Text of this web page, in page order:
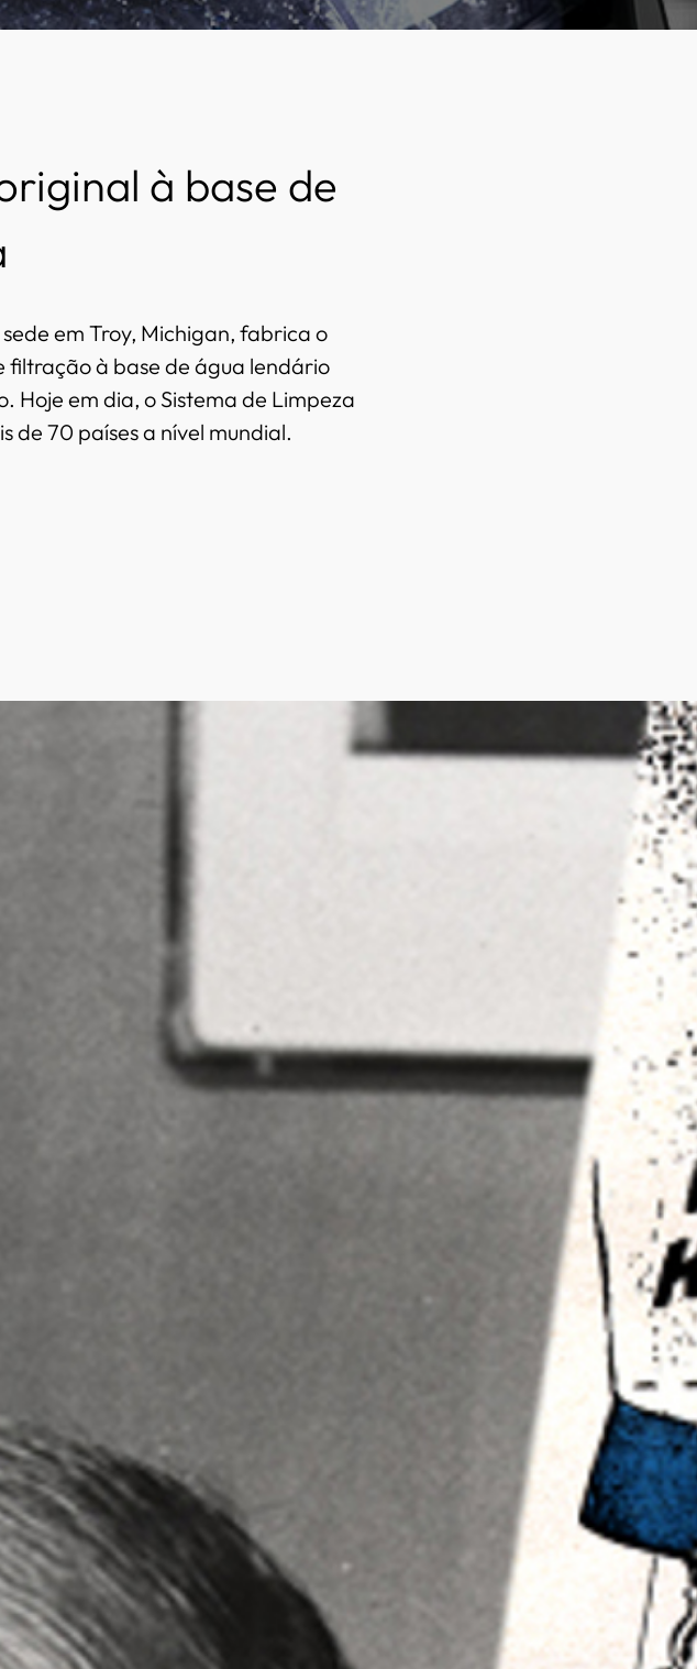
à base de
em Troy, Michigan, fabrica o
filtração à base de água lendário
Hoje em dia, o Sistema de Limpeza
de 70 países a nível mundial.